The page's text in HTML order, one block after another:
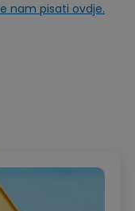
nam pisati ovdje.